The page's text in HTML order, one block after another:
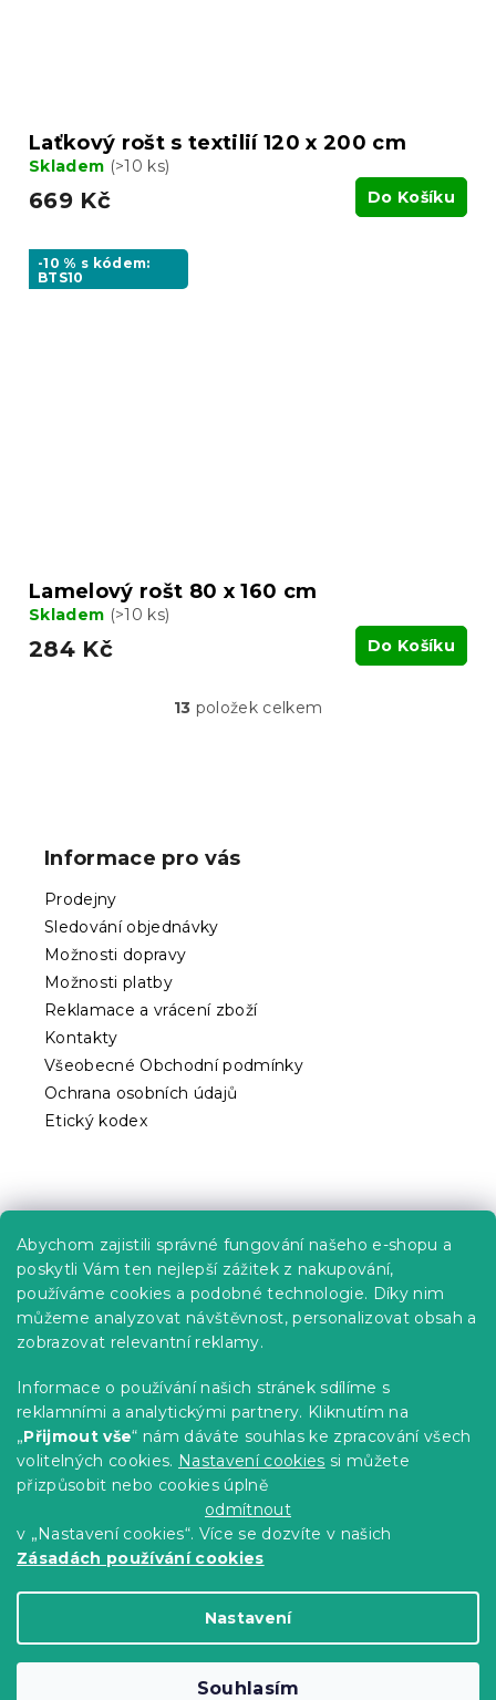
Abychom zajistili správné fungování našeho e-shopu a
poskytli Vám ten nejlepší zážitek z nakupování,
používáme cookies a podobné technologie. Díky nim
můžeme analyzovat návštěvnost, personalizovat obsah a
zobrazovat relevantní reklamy.
Informace o používání našich stránek sdílíme s
reklamními a analytickými partnery. Kliknutím na
„Přijmout vše“ nám dáváte souhlas ke zpracování všech
volitelných cookies. Nastavení cookies si můžete
přizpůsobit nebo cookies úplně
odmítnout
v „Nastavení cookies“. Více se dozvíte v našich
Zásadách používání cookies
Nastavení
Souhlasím
Laťkový rošt s textilií 120 x 200 cm
Skladem (>10 ks)
669 Kč Do Košíku
-10 % s kódem:
BTS10
Lamelový rošt 80 x 160 cm
Skladem (>10 ks)
284 Kč Do Košíku
O
ý
i
s
13 položek celkem
Informace pro vás
Prodejny
Sledování objednávky
Možnosti dopravy
Možnosti platby
Reklamace a vrácení zboží
Kontakty
Všeobecné Obchodní podmínky
Ochrana osobních údajů
Etický kodex
Kariéra
Poptávky a B2B spolupráce
Proč se u nás registrovat?
Věrnostní program - Sleva až 10 %
Návody
Tabulky velikostí
Blog
Copyright 2026Výprodej povlečení. Všechna
práva vyhrazena.Upravit nastavení cookies